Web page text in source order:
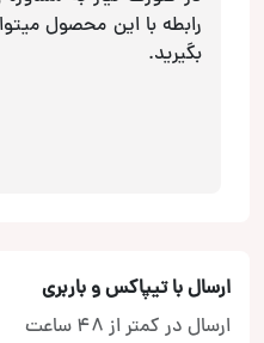
رابطه با این محصول
بگیرید.
ارسال با تیپاکس و باربری
ارسال در کمتر از 48 ساعت